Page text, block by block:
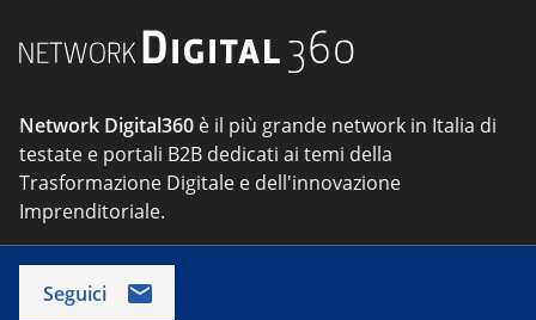
Network Digital360 è il più grande network in Italia di
testate e portali B2B dedicati ai temi della
Trasformazione Digitale e dell'innovazione
Imprenditoriale.
Seguici